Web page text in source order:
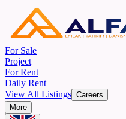
For Sale
Project
For Rent
Daily Rent
View All Listings Careers
More